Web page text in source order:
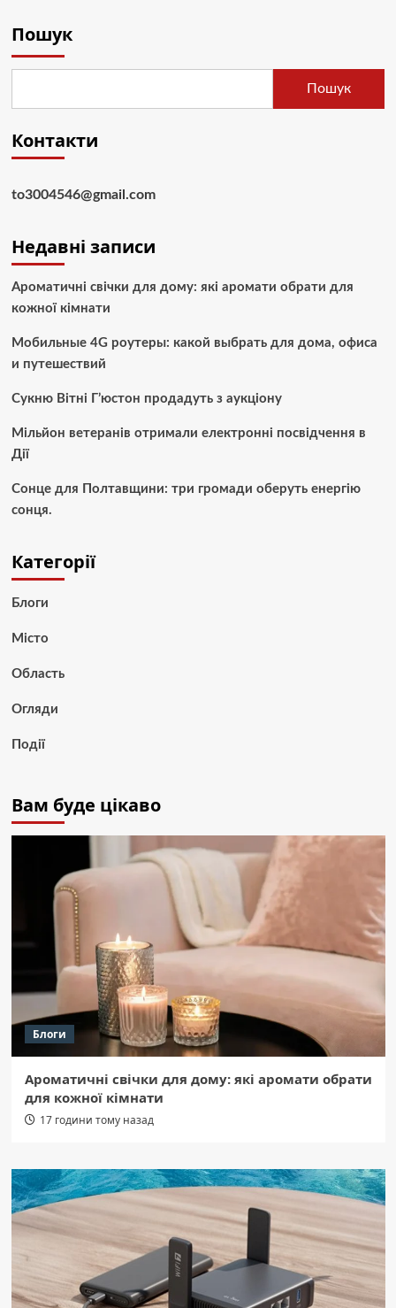
Пошук
Пошук
Контакти
to3004546@gmail.com
Недавні записи
Ароматичні свічки для дому: які аромати обрати для
кожної кімнати
Мобильные 4G роутеры: какой выбрать для дома, офиса
и путешествий
Сукню Вітні Г’юстон продадуть з аукціону
Мільйон ветеранів отримали електронні посвідчення в
Дії
Сонце для Полтавщини: три громади оберуть енергію
сонця.
Категорії
Блоги
Місто
Область
Огляди
Події
Вам буде цікаво
Блоги
Ароматичні свічки для дому: які аромати обрати
для кожної кімнати
17 години тому назад